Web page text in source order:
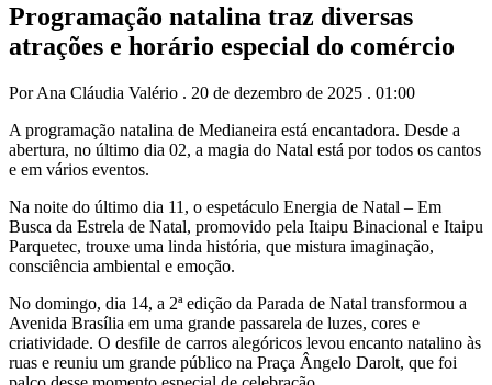
Programação natalina traz diversas
atrações e horário especial do comércio
Por Ana Cláudia Valério . 20 de dezembro de 2025 . 01:00
A programação natalina de Medianeira está encantadora. Desde a
abertura, no último dia 02, a magia do Natal está por todos os cantos
e em vários eventos.
Na noite do último dia 11, o espetáculo Energia de Natal – Em
Busca da Estrela de Natal, promovido pela Itaipu Binacional e Itaipu
Parquetec, trouxe uma linda história, que mistura imaginação,
consciência ambiental e emoção.
No domingo, dia 14, a 2ª edição da Parada de Natal transformou a
Avenida Brasília em uma grande passarela de luzes, cores e
criatividade. O desfile de carros alegóricos levou encanto natalino às
ruas e reuniu um grande público na Praça Ângelo Darolt, que foi